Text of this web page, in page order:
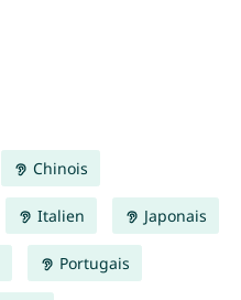
Chinois
Italien Japonais
Portugais